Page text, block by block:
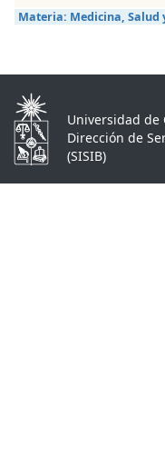
Materia: Medicina, Salud
Universidad de
Dirección de
(SISIB)